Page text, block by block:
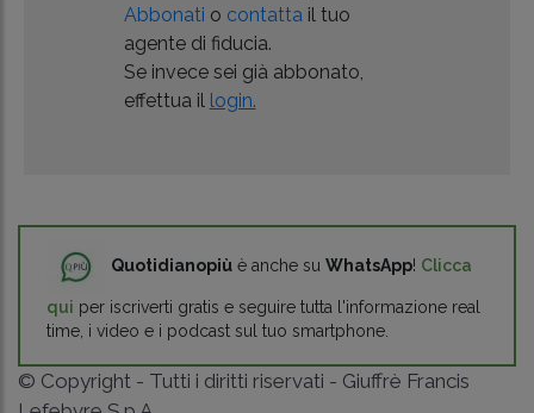
Abbonati o contattail tuo
agente di fiducia.
Se invece sei già abbonato,
effettua il login.
Quotidianopiù è anche su WhatsApp! Clicca
qui per iscriverti gratis e seguire tutta l'informazione real
time, i video e i podcast sul tuo smartphone.
© Copyright - Tutti i diritti riservati - Giuffrè Francis